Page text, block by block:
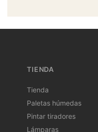
TIENDA
Tienda
Paletas húmedas
Pintar tiradores
Lámparas